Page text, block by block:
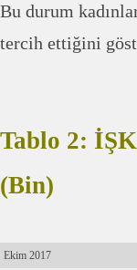
Bu durum
tercih ettiğini
Tablo 2:
(Bin)
Ekim 2017